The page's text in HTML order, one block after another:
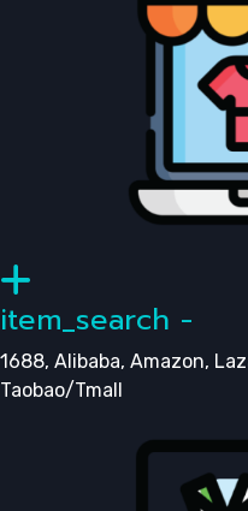
item_search -
1688, Alibaba, Amazon,
Taobao/Tmall